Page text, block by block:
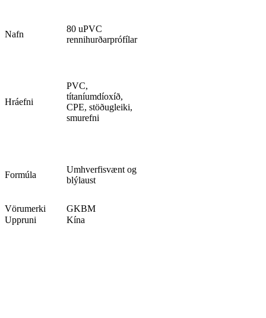
Nafn
80 uPVC
rennihurðarprófílar
Hráefni
PVC,
títaníumdíoxíð,
CPE, stöðugleiki,
smurefni
Formúla
Umhverfisvænt og
blýlaust
Vörumerki
GKBM
Uppruni
Kína